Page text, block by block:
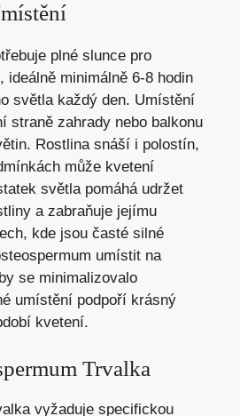
plné slunce pro
ideálně minimálně 6-8 hodin
světla každý den. Umístění
straně zahrady nebo balkonu
Rostlina snáší i polostín,
může kvetení
světla pomáhá udržet
a zabraňuje jejímu
kde jsou časté silné
umístit na
se minimalizovalo
umístění podpoří krásný
kvetení.
Trvalka
vyžaduje specifickou